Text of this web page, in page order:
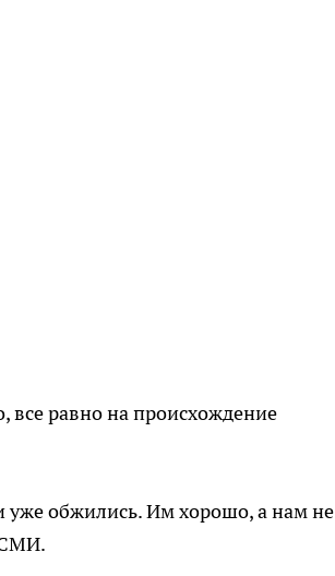
все равно на происхождение
уже обжились. Им хорошо, а нам не
СМИ.